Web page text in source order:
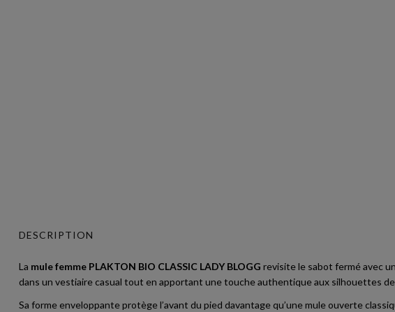
DESCRIPTION
La mule femme PLAKTON BIO CLASSIC LADY BLOGG revisite le sabot fermé avec
dans un vestiaire casual tout en apportant une touche authentique aux silhouettes de
Sa forme enveloppante protège l’avant du pied davantage qu’une mule ouverte